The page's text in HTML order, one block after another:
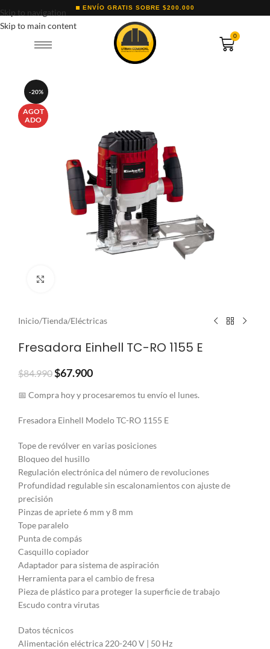
Skip to navigation
Skip to main content
ENVÍO GRATIS SOBRE $200.000
0
-20%
AGOT
ADO
Inicio/Tienda/Eléctricas
Fresadora Einhell TC-RO 1155 E
$84.990$67.900
📅 Compra hoy y procesaremos tu envío el lunes.
Fresadora Einhell Modelo TC-RO 1155 E
Tope de revólver en varias posiciones
Bloqueo del husillo
Regulación electrónica del número de revoluciones
Profundidad regulable sin escalonamientos con ajuste de
precisión
Pinzas de apriete 6 mm y 8 mm
Tope paralelo
Punta de compás
Casquillo copiador
Adaptador para sistema de aspiración
Herramienta para el cambio de fresa
Pieza de plástico para proteger la superficie de trabajo
Escudo contra virutas
Datos técnicos
Alimentación eléctrica 220-240 V | 50 Hz